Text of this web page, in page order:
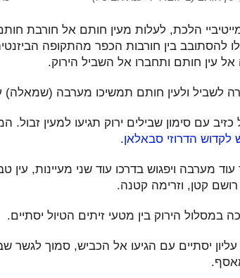
הלכת, לעלות מעין חותם אל חורבת
להסתובב בין חורבות הכפר מהתקופה
עין חותם ותחברו אל השביל הירוק.
לשביל ולעין חותם תמשיכו מערבה (שמאלה)
עם סימון שבילים ירוק תגיעו למעין זבול.
הדרוזי סבאלאן.
עוד מערבה ויפגוש בדרכו עוד שני מעיינות,
קטן, וזרימה קטנה.
במסלול הירוק בין מטעי זיתים הטיול יסתיים.
יסתיים עם הגיעו אל הכביש, סמוך לגשר